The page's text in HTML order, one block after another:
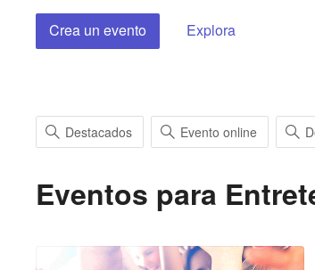
Crea un evento Explora
Destacados Evento online
Eventos para